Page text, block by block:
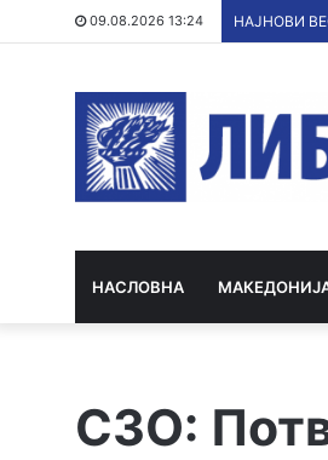
09.08.2026 13:24 НАЈНОВИ
НАСЛОВНА
СЗО: